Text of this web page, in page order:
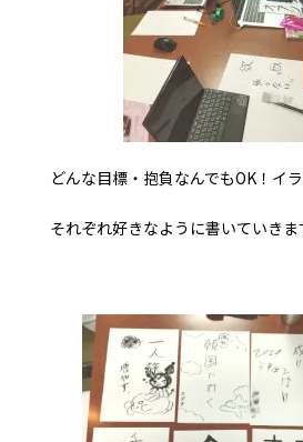
どんな目標・抱負なんでもOK！イ
それぞれ好きなように書いていき